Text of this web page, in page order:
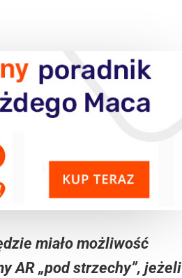
miało możliwość
AR „pod strzechy”, jeżeli